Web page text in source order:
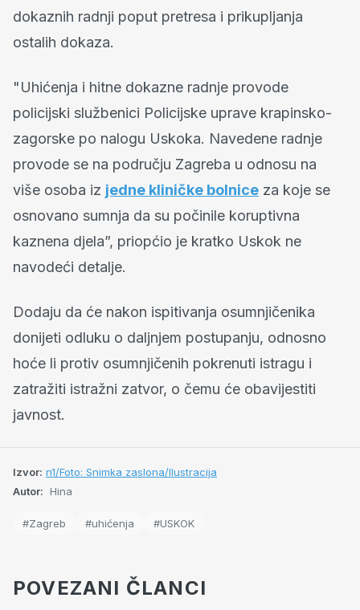
dokaznih radnji poput pretresa i prikupljanja
ostalih dokaza.
"Uhićenja i hitne dokazne radnje provode
policijski službenici Policijske uprave krapinsko-
zagorske po nalogu Uskoka. Navedene radnje
provode se na području Zagreba u odnosu na
više osoba iz jedne kliničke bolnice za koje se
osnovano sumnja da su počinile koruptivna
kaznena djela”, priopćio je kratko Uskok ne
navodeći detalje.
Dodaju da će nakon ispitivanja osumnjičenika
donijeti odluku o daljnjem postupanju, odnosno
hoće li protiv osumnjičenih pokrenuti istragu i
zatražiti istražni zatvor, o čemu će obavijestiti
javnost.
Izvor: n1/Foto: Snimka zaslona/Ilustracija
Autor: Hina
#Zagreb #uhićenja #USKOK
POVEZANI ČLANCI